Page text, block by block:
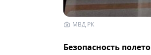
МВД РК
Безопасность